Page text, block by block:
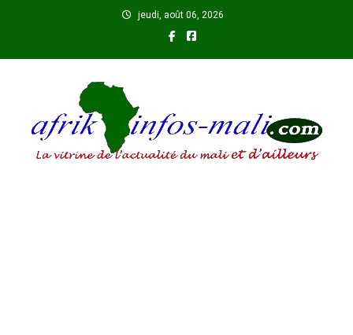
jeudi, août 06, 2026